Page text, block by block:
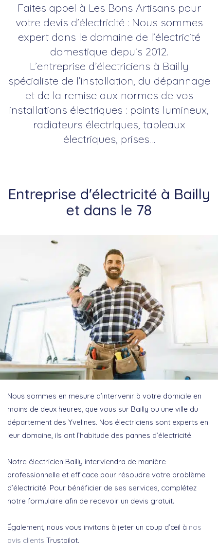
Faites appel à Les Bons Artisans pour
votre devis d’électricité : Nous sommes
expert dans le domaine de l’électricité
domestique depuis 2012.
L’entreprise d’électriciens à Bailly
spécialiste de l’installation, du dépannage
et de la remise aux normes de vos
installations électriques : points lumineux,
radiateurs électriques, tableaux
électriques, prises…
Entreprise d'électricité à Bailly
et dans le 78
Nous sommes en mesure d’intervenir à votre domicile en
moins de deux heures, que vous sur Bailly ou une ville du
département des Yvelines. Nos électriciens sont experts en
leur domaine, ils ont l’habitude des pannes d’électricité.
Notre électricien Bailly interviendra de manière
professionnelle et efficace pour résoudre votre problème
d’électricité. Pour bénéficier de ses services, complétez
notre formulaire afin de recevoir un devis gratuit.
Également, nous vous invitons à jeter un coup d’œil à nos
avis clients Trustpilot.